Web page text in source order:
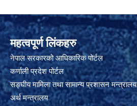
महत्वपूर्ण लिंकहरु
नेपाल सरकारको आधिकारिक पोर्टल
कर्णाली प्रदेश पोर्टल
सङ्घीय मामिला तथा सामान्य प्रशासन मन्त्रालय
अर्थ मन्त्रालय